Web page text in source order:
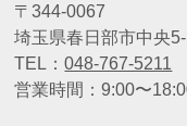
〒344-0067
埼玉県春日部市中央
TEL：048-767-5211
営業時間：9:00〜